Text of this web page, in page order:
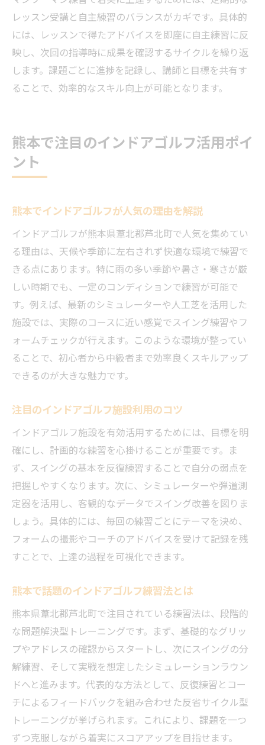
レッスン受講と自主練習のバランスがカギです。具体的
には、レッスンで得たアドバイスを即座に自主練習に反
映し、次回の指導時に成果を確認するサイクルを繰り返
します。課題ごとに進捗を記録し、講師と目標を共有す
ることで、効率的なスキル向上が可能となります。
熊本で注目のインドアゴルフ活用ポイ
ント
熊本でインドアゴルフが人気の理由を解説
インドアゴルフが熊本県葦北郡芦北町で人気を集めてい
る理由は、天候や季節に左右されず快適な環境で練習で
きる点にあります。特に雨の多い季節や暑さ・寒さが厳
しい時期でも、一定のコンディションで練習が可能で
す。例えば、最新のシミュレーターや人工芝を活用した
施設では、実際のコースに近い感覚でスイング練習やフ
ォームチェックが行えます。このような環境が整ってい
ることで、初心者から中級者まで効率良くスキルアップ
できるのが大きな魅力です。
注目のインドアゴルフ施設利用のコツ
インドアゴルフ施設を有効活用するためには、目標を明
確にし、計画的な練習を心掛けることが重要です。ま
ず、スイングの基本を反復練習することで自分の弱点を
把握しやすくなります。次に、シミュレーターや弾道測
定器を活用し、客観的なデータでスイング改善を図りま
しょう。具体的には、毎回の練習ごとにテーマを決め、
フォームの撮影やコーチのアドバイスを受けて記録を残
すことで、上達の過程を可視化できます。
熊本で話題のインドアゴルフ練習法とは
熊本県葦北郡芦北町で注目されている練習法は、段階的
な問題解決型トレーニングです。まず、基礎的なグリッ
プやアドレスの確認からスタートし、次にスイングの分
解練習、そして実戦を想定したシミュレーションラウン
ドへと進みます。代表的な方法として、反復練習とコー
チによるフィードバックを組み合わせた反省サイクル型
トレーニングが挙げられます。これにより、課題を一つ
ずつ克服しながら着実にスコアアップを目指せます。